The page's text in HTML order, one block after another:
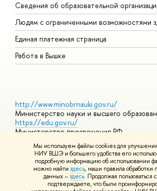
Мы используем файлы cookies для улучшения
НИУ ВШЭ и большего удобства его
подробную информацию об использовании
можно найти здесь, наши правила обработки
данных –здесь. Продолжая пользоваться
подтверждаете, что были
Сведения об образовательной
Людям с ограниченными возможностями
Единая платежная страница
Работа в Вышке
http://www.minobrnauki.gov.ru/
Министерство науки и высшего
https://edu.gov.ru/
Министерство просвещения РФ
https://elearning.hse.ru/mooc
Массовые открытые онлайн-курсы
© НИУ ВШЭ 1993–2026 Адреса и контакты
использования материалов Политика